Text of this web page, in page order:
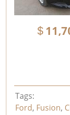
Tags:
Ford, Fusion,